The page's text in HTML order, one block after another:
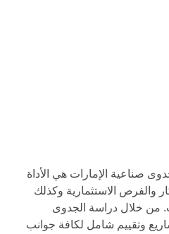
الإمارات هي الأداة
والفرص الاستثمارية وكذلك
من خلال دراسة الجدوى
وتقييم شامل لكافة جوانب